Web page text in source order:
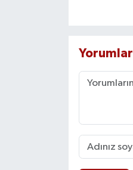
Yorumlar